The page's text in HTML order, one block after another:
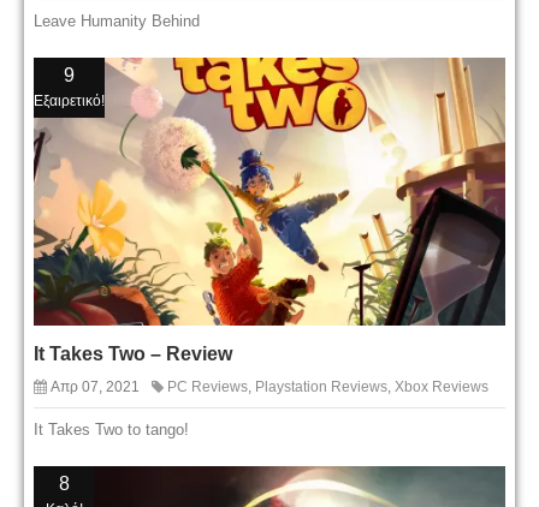
Leave Humanity Behind
9
Εξαιρετικό!
It Takes Two – Review
Απρ 07, 2021 PC Reviews Playstation Reviews Xbox Reviews
It Takes Two to tango!
8